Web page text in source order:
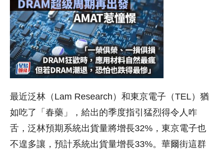
最近泛林（Lam Research）和東京電子（TEL）猶
如吃了「春藥」，給出的季度指引猛烈得令人咋
舌，泛林預期系統出貨量將增長32%，東京電子也
不遑多讓，預計系統出貨量增長33%。華爾街這群